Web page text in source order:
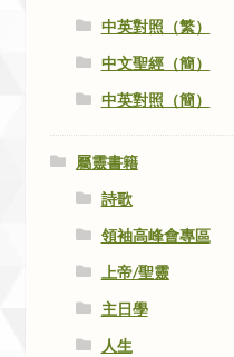
中英對照（繁）
中文聖經（簡）
中英對照（簡）
屬靈書籍
詩歌
領袖高峰會專區
上帝/聖靈
主日學
人生